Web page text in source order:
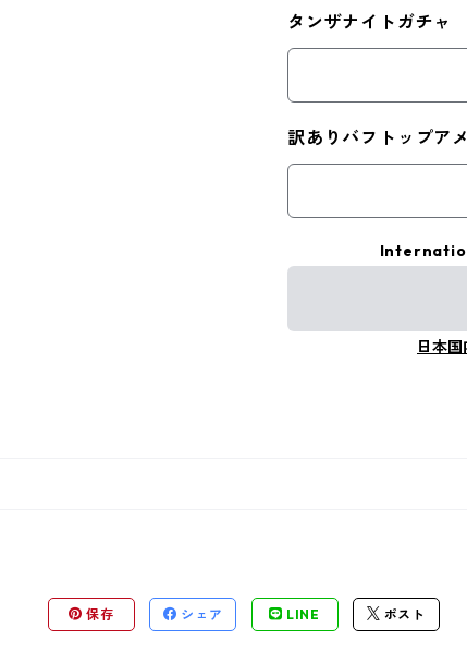
タンザナイトガチャ
訳ありバフトップア
日本
保存 シェア LINE ポスト